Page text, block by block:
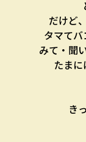
だけど
タマてバ
みて・聞
たま
き